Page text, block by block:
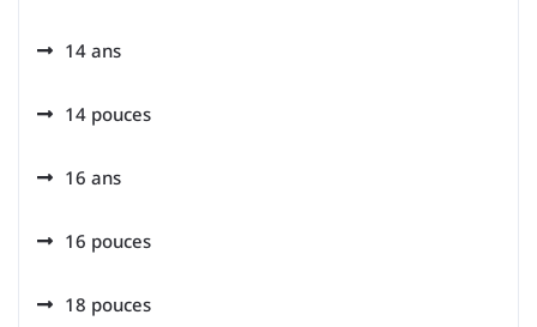
14 ans
14 pouces
16 ans
16 pouces
18 pouces